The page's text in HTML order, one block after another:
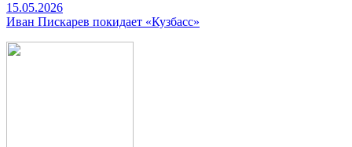
15.05.2026
Иван Пискарев покидает «Кузбасс»